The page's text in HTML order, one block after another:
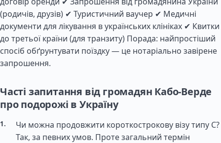
(родичів, друзів) ✔ Туристичний ваучер ✔ Медичні
документи для лікування в українських клініках ✔ Квитки
до третьої країни (для транзиту) Порада: найпростіший
спосіб обґрунтувати поїздку — це нотаріально завірене
запрошення.
Часті запитання від громадян Кабо-Верде
про подорожі в Україну
Чи можна продовжити короткострокову візу типу C?
Так, за певних умов. Проте загальний термін